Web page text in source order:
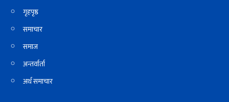
गृहपृष्ठ
समाचार
समाज
अन्तर्वार्ता
अर्थ समाचार